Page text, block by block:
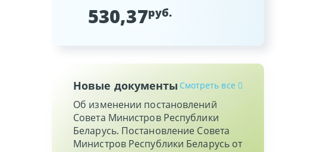
530,37руб.
Новые документы Смотреть все
Об изменении постановлений
Совета Министров Республики
Беларусь. Постановление Совета
Министров Республики Беларусь от